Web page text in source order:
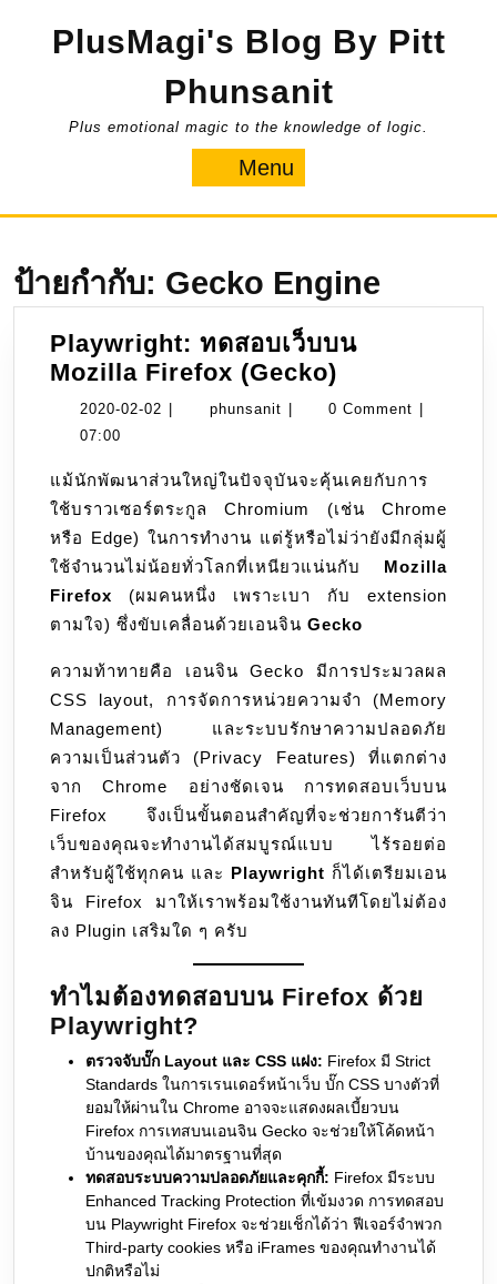
PlusMagi's Blog By Pitt
Phunsanit
Plus emotional magic to the knowledge of logic.
Menu
ป้ายกำกับ: Gecko Engine
Playwright: ทดสอบเว็บบน
Mozilla Firefox (Gecko)
ทดสอบ
Mozilla
Firefox
(Gecko)
2020-02-02 2020- phunsanit phunsanit0 Comment
07:00
แม้นักพัฒนาส่วนใหญ่ในปัจจุบันจะคุ้นเคยกับการ
ใช้บราวเซอร์ตระกูล Chromium (เช่น Chrome
หรือ Edge) ในการทำงาน แต่รู้หรือไม่ว่ายังมีกลุ่มผู้
ใช้จำนวนไม่น้อยทั่วโลกที่เหนียวแน่นกับ Mozilla
Firefox (ผมคนหนึ่ง เพราะเบา กับ extension
ตามใจ) ซึ่งขับเคลื่อนด้วยเอนจิน Gecko
ความท้าทายคือ เอนจิน Gecko มีการประมวลผล
CSS layout, การจัดการหน่วยความจำ (Memory
Management) และระบบรักษาความปลอดภัย
ความเป็นส่วนตัว (Privacy Features) ที่แตกต่าง
จาก Chrome อย่างชัดเจน การทดสอบเว็บบน
Firefox จึงเป็นขั้นตอนสำคัญที่จะช่วยการันตีว่า
เว็บของคุณจะทำงานได้สมบูรณ์แบบ ไร้รอยต่อ
สำหรับผู้ใช้ทุกคน และ Playwright ก็ได้เตรียมเอน
จิน Firefox มาให้เราพร้อมใช้งานทันทีโดยไม่ต้อง
ลง Plugin เสริมใด ๆ ครับ
ทำไมต้องทดสอบบน Firefox ด้วย
Playwright?
ตรวจจับบั๊ก Layout และ CSS แฝง: Firefox มี Strict
Standards ในการเรนเดอร์หน้าเว็บ บั๊ก CSS บางตัวที่
ยอมให้ผ่านใน Chrome อาจจะแสดงผลเบี้ยวบน
Firefox การเทสบนเอนจิน Gecko จะช่วยให้โค้ดหน้า
บ้านของคุณได้มาตรฐานที่สุด
ทดสอบระบบความปลอดภัยและคุกกี้: Firefox มีระบบ
Enhanced Tracking Protection ที่เข้มงวด การทดสอบ
บน Playwright Firefox จะช่วยเช็กได้ว่า ฟีเจอร์จำพวก
Third-party cookies หรือ iFrames ของคุณทำงานได้
ปกติหรือไม่